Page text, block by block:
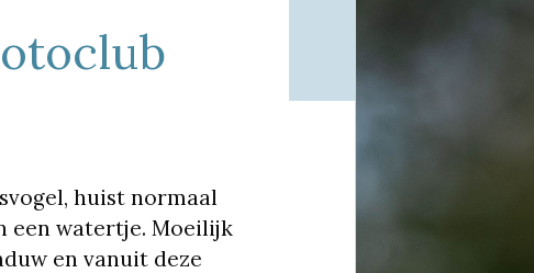
huist normaal
een watertje. Moeilijk
en vanuit deze